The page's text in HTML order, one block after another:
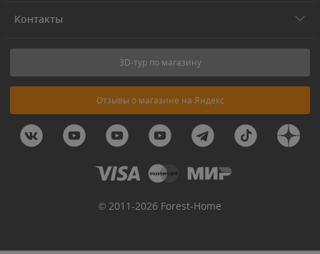
Контакты
3D-тур по магазину
Отзывы о магазине на Яндекс
© 2011-2026 Forest-Home